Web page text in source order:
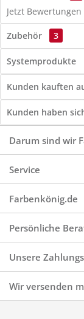
Jetzt
Zubehör 3
Systemprodukte
Kunden kauften
Kunden haben
Darum sind wir
Service
Farbenkönig.de
Persönliche
Unsere
Wir versenden